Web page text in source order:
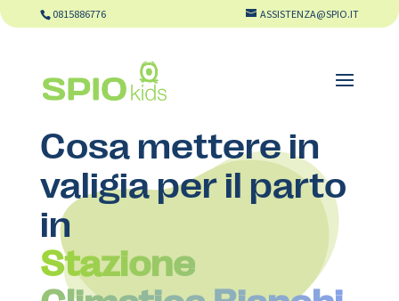
0815886776 ASSISTENZA@SPIO.IT
Cosa mettere in
valigia per il parto
in
Stazione